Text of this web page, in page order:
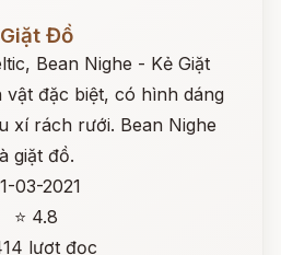
Đồ
Bean Nighe - Kẻ Giặt
đặc biệt, có hình dáng
xí rách rưới. Bean Nighe
giặt đồ.
03-2021
⭐ 4.8
lượt đọc